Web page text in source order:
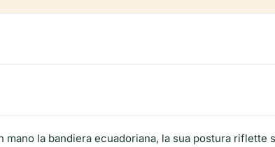
la bandiera ecuadoriana, la sua postura